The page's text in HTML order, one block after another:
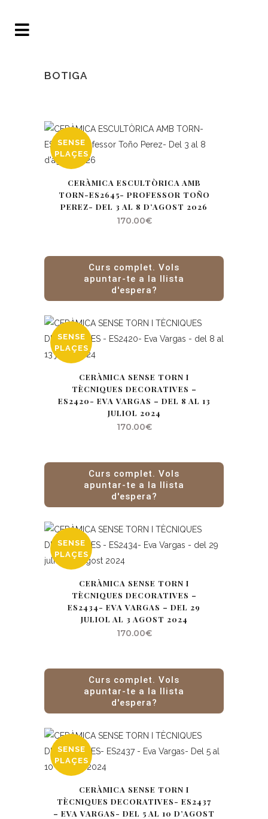
BOTIGA
SENSE
PLAÇES
CERÀMICA ESCULTÒRICA AMB
TORN-ES2645- PROFESSOR TOÑO
PEREZ- DEL 3 AL 8 D’AGOST 2026
170.00€
Curs complet. Vols
apuntar-te a la llista
d'espera?
SENSE
PLAÇES
CERÀMICA SENSE TORN I
TÈCNIQUES DECORATIVES –
ES2420- EVA VARGAS – DEL 8 AL 13
JULIOL 2024
170.00€
Curs complet. Vols
apuntar-te a la llista
d'espera?
SENSE
PLAÇES
CERÀMICA SENSE TORN I
TÈCNIQUES DECORATIVES –
ES2434- EVA VARGAS – DEL 29
JULIOL AL 3 AGOST 2024
170.00€
Curs complet. Vols
apuntar-te a la llista
d'espera?
SENSE
PLAÇES
CERÀMICA SENSE TORN I
TÈCNIQUES DECORATIVES- ES2437
– EVA VARGAS- DEL 5 AL 10 D’AGOST